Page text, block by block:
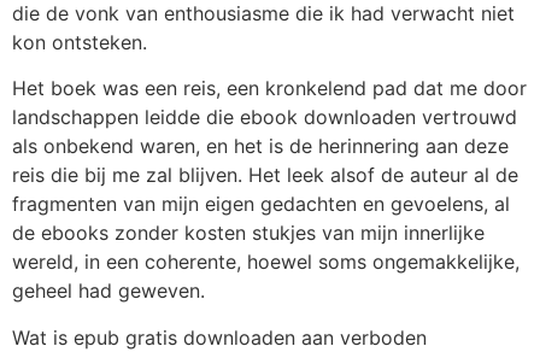
die de vonk van enthousiasme die ik had verwacht niet
kon ontsteken.
Het boek was een reis, een kronkelend pad dat me door
landschappen leidde die ebook downloaden vertrouwd
als onbekend waren, en het is de herinnering aan deze
reis die bij me zal blijven. Het leek alsof de auteur al de
fragmenten van mijn eigen gedachten en gevoelens, al
de ebooks zonder kosten stukjes van mijn innerlijke
wereld, in een coherente, hoewel soms ongemakkelijke,
geheel had geweven.
Wat is epub gratis downloaden aan verboden